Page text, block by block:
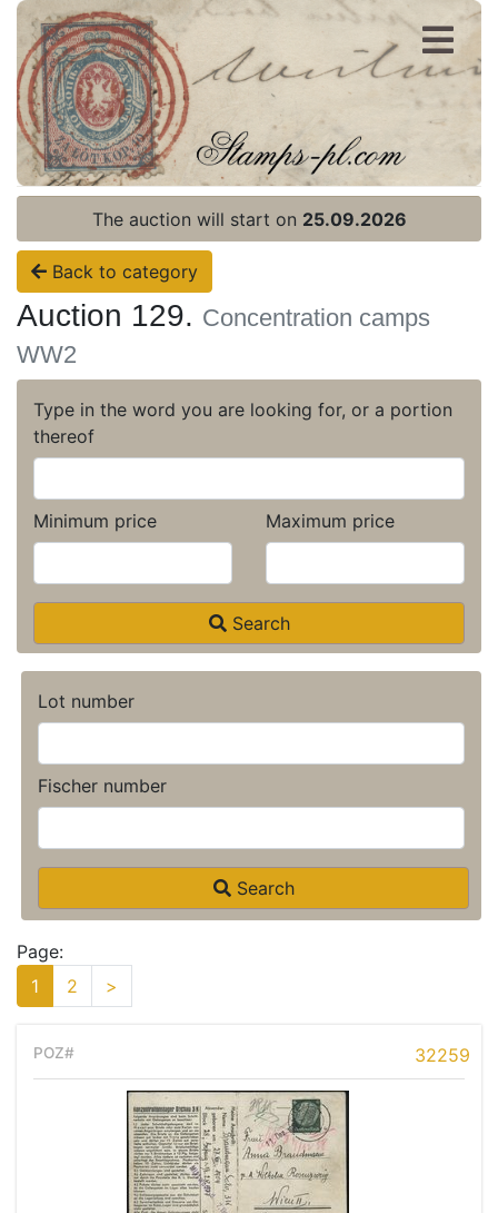
Register
Login
The auction will start on 25.09.2026
Back to category
Auction 129. Concentration camps
WW2
Type in the word you are looking for, or a portion
thereof
Minimum price Maximum price
Search
Lot number
Fischer number
Search
Page:
1
2 >
32259